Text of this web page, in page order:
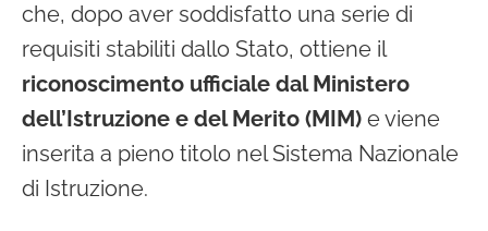
che, dopo aver soddisfatto una serie di
requisiti stabiliti dallo Stato, ottiene il
riconoscimento ufficiale dal Ministero
dell’Istruzione e del Merito (MIM) e viene
inserita a pieno titolo nel Sistema Nazionale
di Istruzione.